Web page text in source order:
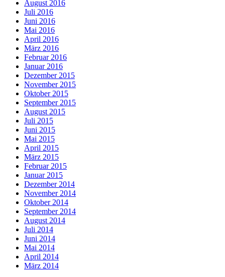
August 2016
Juli 2016
Juni 2016
Mai 2016
April 2016
März 2016
Februar 2016
Januar 2016
Dezember 2015
November 2015
Oktober 2015
September 2015
August 2015
Juli 2015
Juni 2015
Mai 2015
April 2015
März 2015
Februar 2015
Januar 2015
Dezember 2014
November 2014
Oktober 2014
September 2014
August 2014
Juli 2014
Juni 2014
Mai 2014
April 2014
März 2014